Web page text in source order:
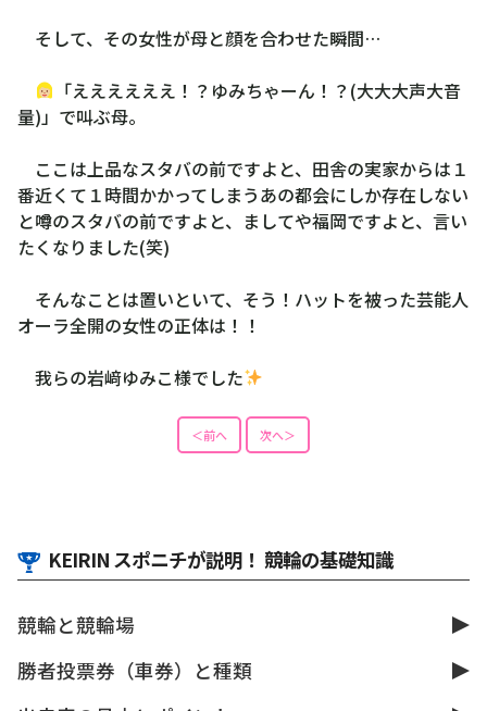
そして、その女性が母と顔を合わせた瞬間…
「ええええええ！？ゆみちゃーん！？(大大大声大音
量)」で叫ぶ母。
ここは上品なスタバの前ですよと、田舎の実家からは１
番近くて１時間かかってしまうあの都会にしか存在しない
と噂のスタバの前ですよと、ましてや福岡ですよと、言い
たくなりました(笑)
そんなことは置いといて、そう！ハットを被った芸能人
オーラ全開の女性の正体は！！
我らの岩﨑ゆみこ様でした
＜前へ 次へ＞
KEIRIN スポニチが説明！ 競輪の基礎知識
競輪と競輪場
勝者投票券（車券）と種類